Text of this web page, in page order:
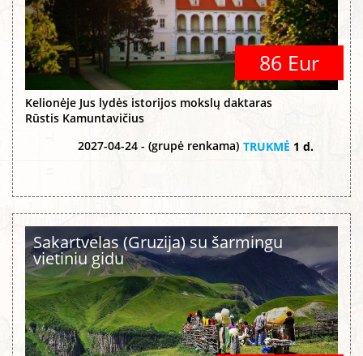
86 Eur
Kelionėje Jus lydės istorijos mokslų daktaras
Rūstis Kamuntavičius
2027-04-24 - (grupė renkama) TRUKMĖ 1 d.
Sakartvelas (Gruzija) su šarmingu
vietiniu gidu